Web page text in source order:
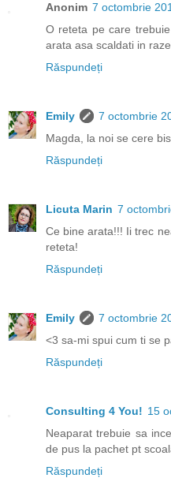
Anonim 7 octombrie
O reteta pe care
arata asa scaldati in
Răspundeți
Emily
7 octombrie
Magda, la noi se cere
Răspundeți
Licuta Marin 7
Ce bine arata!!! Ii trec
reteta!
Răspundeți
Emily
7 octombrie
<3 sa-mi spui cum ti se
Răspundeți
Consulting 4 You! 15
Neaparat trebuie sa
de pus la pachet pt
Răspundeți